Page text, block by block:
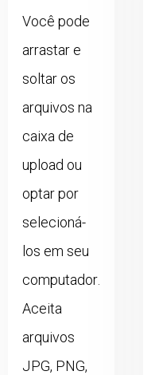
Você pode
arrastar e
soltar os
arquivos na
caixa de
upload ou
optar por
selecioná-
los em seu
computador.
Aceita
arquivos
JPG, PNG,